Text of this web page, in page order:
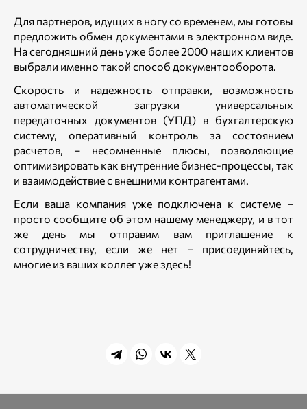
Для партнеров, идущих в ногу со временем, мы готовы
предложить обмен документами в электронном виде.
На сегодняшний день уже более 2000 наших клиентов
выбрали именно такой способ документооборота.
Скорость и надежность отправки, возможность
автоматической загрузки универсальных
передаточных документов (УПД) в бухгалтерскую
систему, оперативный контроль за состоянием
расчетов, – несомненные плюсы, позволяющие
оптимизировать как внутренние бизнес-процессы, так
и взаимодействие с внешними контрагентами.
Если ваша компания уже подключена к системе –
просто сообщите об этом нашему менеджеру, и в тот
же день мы отправим вам приглашение к
сотрудничеству, если же нет – присоединяйтесь,
многие из ваших коллег уже здесь!